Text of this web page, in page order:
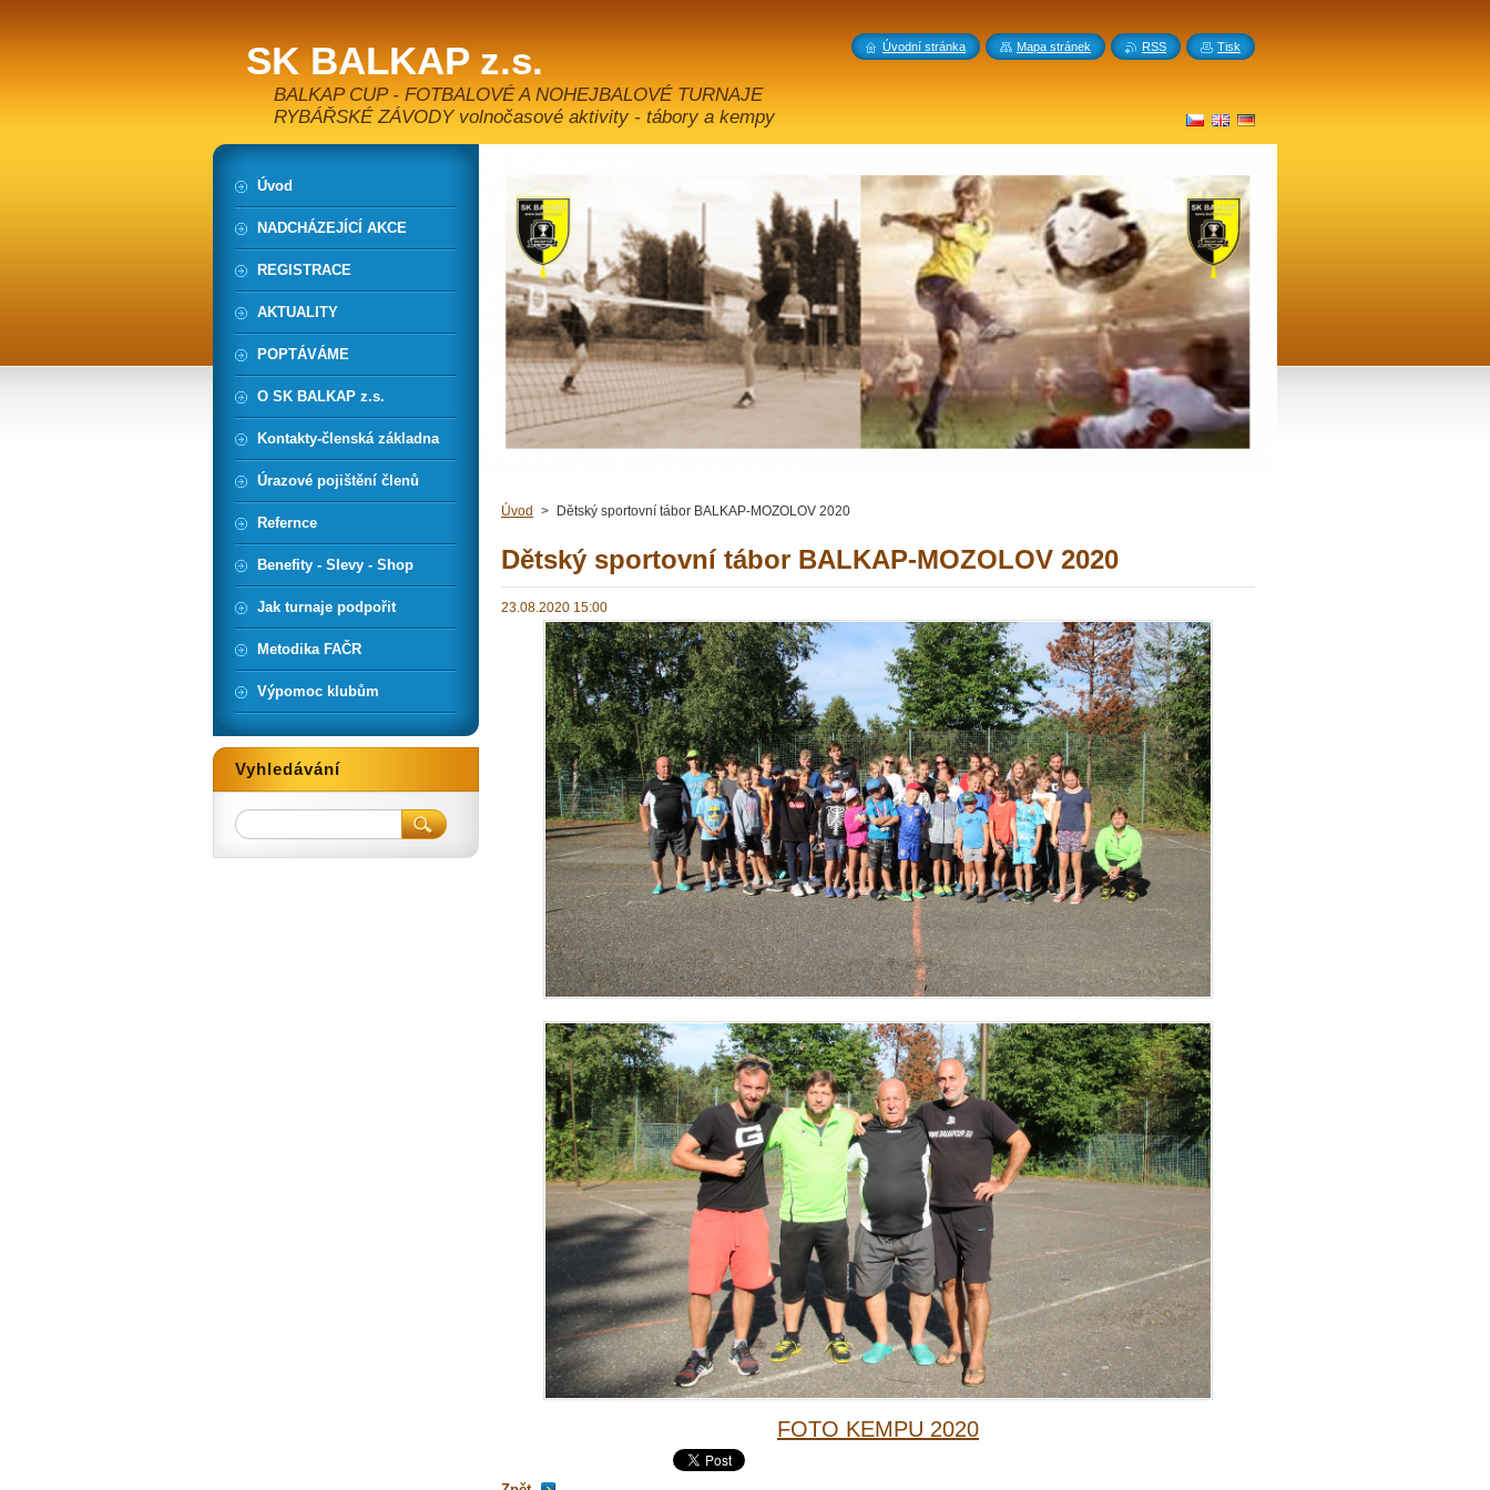
SK BALKAP z.s.
BALKAP CUP - FOTBALOVÉ A NOHEJBALOVÉ TURNAJE
RYBÁŘSKÉ ZÁVODY volnočasové aktivity - tábory a kempy
Úvod > Dětský sportovní tábor BALKAP-MOZOLOV 2020
Dětský sportovní tábor BALKAP-MOZOLOV 2020
23.08.2020 15:00
FOTO KEMPU 2020
Úvod
NADCHÁZEJÍCÍ AKCE
REGISTRACE
AKTUALITY
POPTÁVÁME
O SK BALKAP z.s.
Kontakty-členská základna
Úrazové pojištění členů
Refernce
Benefity - Slevy - Shop
Jak turnaje podpořit
Metodika FAČR
Výpomoc klubům
Vyhledávání
Úvodní stránka Mapa stránek RSS Tisk